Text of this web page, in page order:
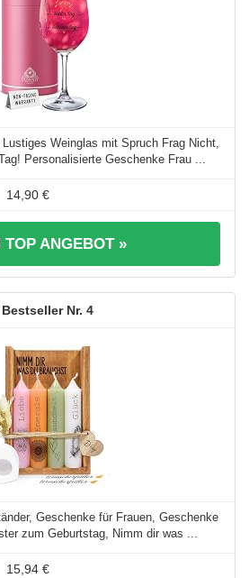
Weinglas mit Spruch Frag Nicht,
Personalisierte Geschenke Frau ...
14,90 €
TOP ANGEBOT »
4
Geschenke für Frauen, Geschenke
zum Geburtstag, Nimm dir was ...
15,94 €